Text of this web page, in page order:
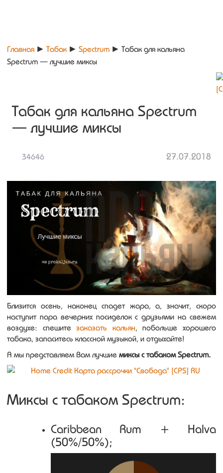
Главная ►Табак ►Spectrum ►Табак для кальяна
Spectrum — лучшие миксы
Табак для кальяна Spectrum
— лучшие миксы
27.07.2018
34646
Близится осень, наконец спадет жара, а, значит, скоро
наступит пара вечерних посиделок с друзьями на свежем
воздухе: спешитезаказать кальян, побольше хорошего
табака, запаситесь классной музыкой, и отдыхайте!
А мы представляем Вам лучшиемиксы с табаком Spectrum.
Миксы с табаком Spectrum:
Caribbean Rum + Halva
(50%/50%);